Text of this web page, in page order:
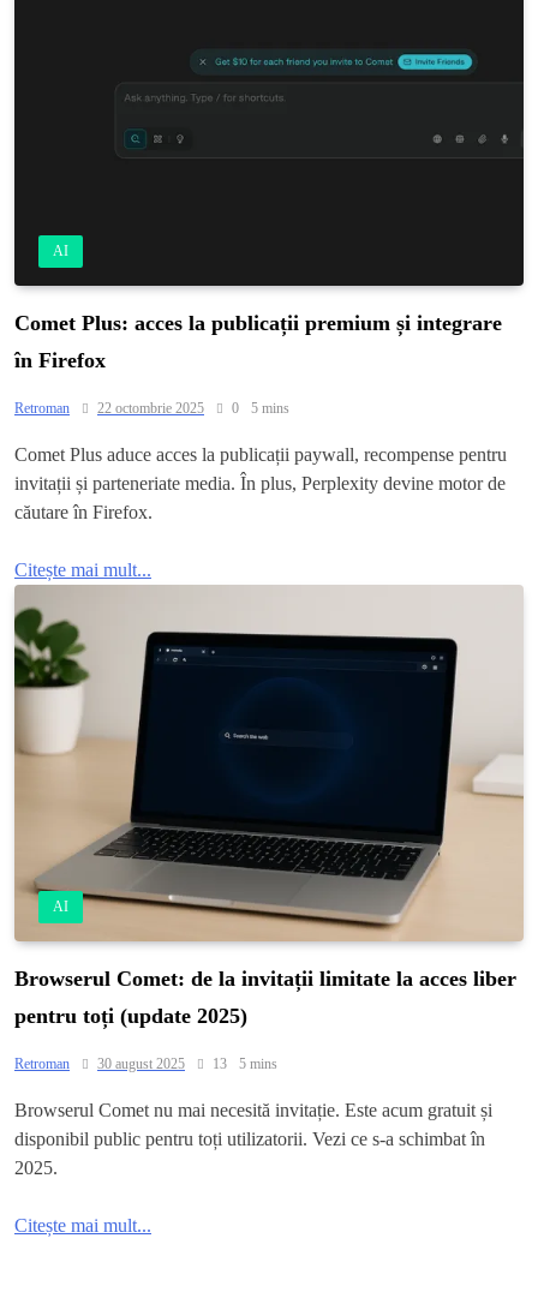
AI
Comet Plus: acces la publicații premium și integrare
în Firefox
Retroman 22 octombrie 2025 0 5 mins
Comet Plus aduce acces la publicații paywall, recompense pentru
invitații și parteneriate media. În plus, Perplexity devine motor de
căutare în Firefox.
Citește mai mult...
AI
Browserul Comet: de la invitații limitate la acces liber
pentru toți (update 2025)
Retroman 30 august 2025 13 5 mins
Browserul Comet nu mai necesită invitație. Este acum gratuit și
disponibil public pentru toți utilizatorii. Vezi ce s-a schimbat în
2025.
Citește mai mult...